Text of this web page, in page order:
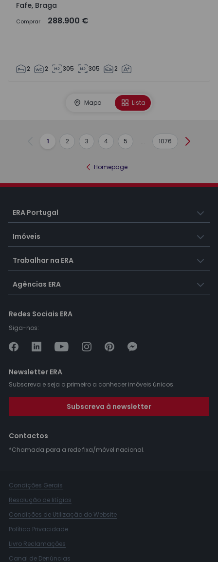
Fafe, Braga
Comprar 288.900 €
2 2 305 305 2
Mapa Lista
Anterior
1 2 3 4 5 ... 1076
Homepage
ERA Portugal
Imóveis
Trabalhar na ERA
Agências ERA
Redes Sociais ERA
Siga-nos:
Newsletter ERA
Subscreva e seja o primeiro a conhecer imóveis únicos.
Subscreva à newsletter
Contactos
*Chamada para a rede fixa/móvel nacional.
Condições Gerais
Resolução de litígios
Condições de Utilização do Website
Política Privacidade
Livro Reclamações
Canal de Denúncias